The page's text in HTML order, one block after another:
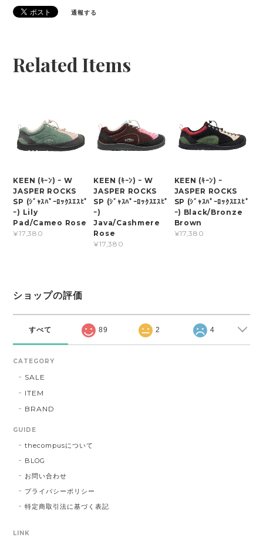
通報する
Related Items
KEEN (ｷｰﾝ) ｰ W
JASPER ROCKS
SP (ｼﾞｬｽﾊﾟｰﾛｯｸｽｴｽﾋﾟ
ｰ) Lily
Pad/Cameo Rose
¥17,380
KEEN (ｷｰﾝ) ｰ W
JASPER ROCKS
SP (ｼﾞｬｽﾊﾟｰﾛｯｸｽｴｽﾋﾟ
ｰ)
Java/Cashmere
Rose
¥17,380
KEEN (ｷｰﾝ) ｰ
JASPER ROCKS
SP (ｼﾞｬｽﾊﾟｰﾛｯｸｽｴｽﾋﾟ
ｰ) Black/Bronze
Brown
¥17,380
ショップの評価
すべて 89 2 4
CATEGORY
SALE
ITEM
BRAND
GUIDE
thecompusについて
BLOG
お問い合わせ
プライバシーポリシー
特定商取引法に基づく表記
LINK